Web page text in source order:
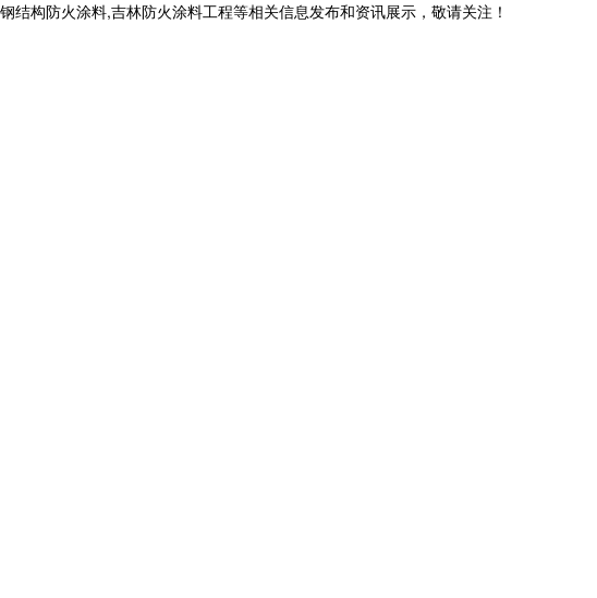
结构防火涂料,吉林防火涂料工程等相关信息发布和资讯展示，敬请关注！